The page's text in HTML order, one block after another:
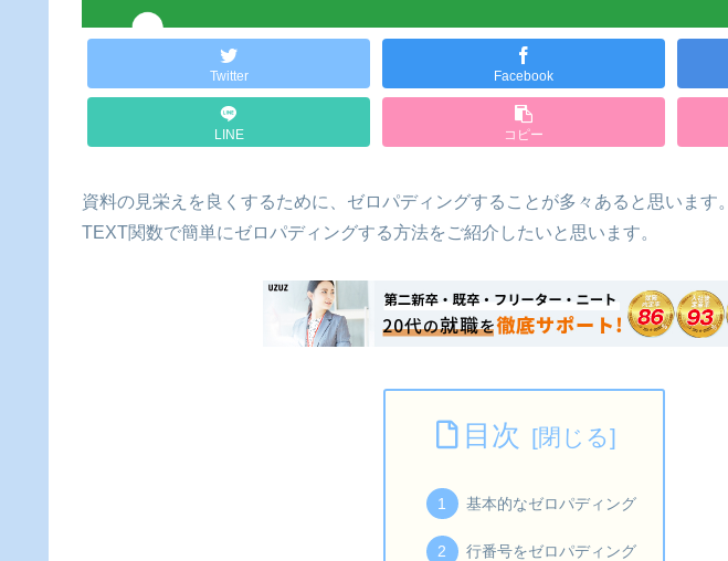
Twitter Facebook
LINE コピー
資料の見栄えを良くするために、ゼロパディングすることが多々あると思います。
TEXT関数で簡単にゼロパディングする方法をご紹介したいと思います。
目次
基本的なゼロパディング
行番号をゼロパディング